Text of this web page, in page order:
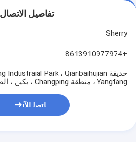
تفاصيل الاتصال
Sherry
+8613910977974
Yangfang ، منطقة Changping ، بكين ، الصين
ﺎﺘﺼﻟ ﺍﻶﻧ